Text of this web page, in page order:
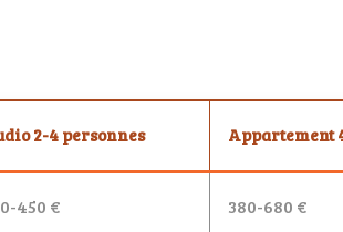
2-4 personnes Appartement
450 € 380-680 €